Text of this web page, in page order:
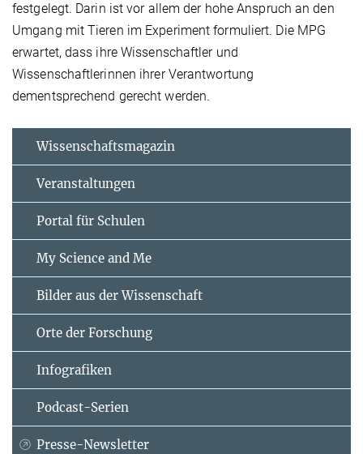
festgelegt. Darin ist vor allem der hohe Anspruch an den
Umgang mit Tieren im Experiment formuliert. Die MPG
erwartet, dass ihre Wissenschaftler und
Wissenschaftlerinnen ihrer Verantwortung
dementsprechend gerecht werden.
Wissenschaftsmagazin
Veranstaltungen
Portal für Schulen
My Science and Me
Bilder aus der Wissenschaft
Orte der Forschung
Infografiken
Podcast-Serien
Presse-Newsletter